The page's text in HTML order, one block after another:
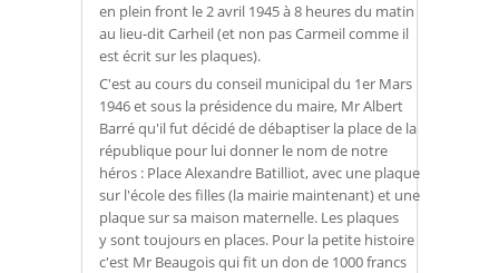
en plein front le 2 avril 1945 à 8 heures du matin
au lieu-dit Carheil (et non pas Carmeil comme il
est écrit sur les plaques).
C'est au cours du conseil municipal du 1er Mars
1946 et sous la présidence du maire, Mr Albert
Barré qu'il fut décidé de débaptiser la place de la
république pour lui donner le nom de notre
héros : Place Alexandre Batilliot, avec une plaque
sur l'école des filles (la mairie maintenant) et une
plaque sur sa maison maternelle. Les plaques
y sont toujours en places. Pour la petite histoire
c'est Mr Beaugois qui fit un don de 1000 francs